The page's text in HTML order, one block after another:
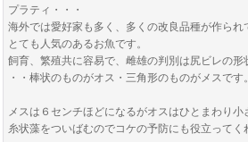
プラティ・・・
海外では愛好家も多く、多くの改良品種が作られ
とても人気のあるお魚です。
飼育、繁殖共に容易で、雌雄の判別は尻ビレの形
・・棒状のものがオス・三角形のものがメスです。
メスは６センチほどになるがオスはひとまわり小
糸状藻をついばむのでコケの予防にも役立ってく